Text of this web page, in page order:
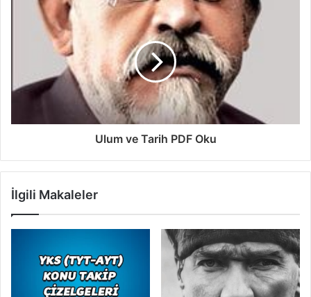
Ulum ve Tarih PDF Oku
İlgili Makaleler